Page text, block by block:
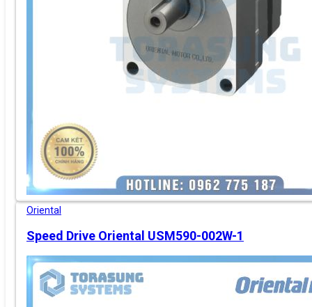
Oriental
Speed Drive Oriental USM590-002W-1